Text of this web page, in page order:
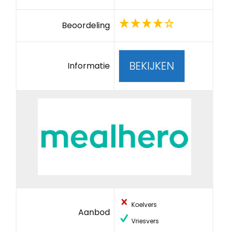
Beoordeling
Informatie BEKIJKEN
Aanbod
Koelvers
Vriesvers